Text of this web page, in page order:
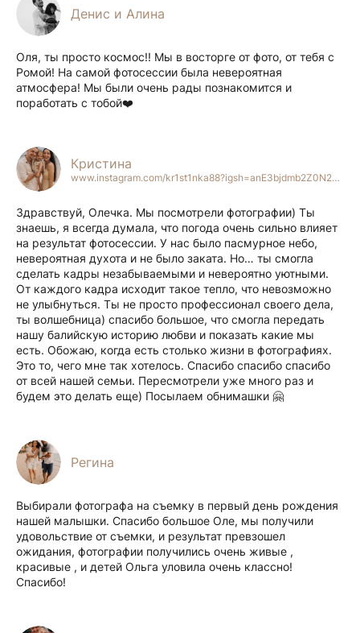
Денис и Алина
Оля, ты просто космос!! Мы в восторге от фото, от тебя с
Ромой! На самой фотосессии была невероятная
атмосфера! Мы были очень рады познакомится и
поработать с тобой❤️
Кристина
www.instagram.com/kr1st1nka88?igsh=anE3bjdmb2Z0N2Y3&utm_source=qr
Здравствуй, Олечка. Мы посмотрели фотографии) Ты
знаешь, я всегда думала, что погода очень сильно влияет
на результат фотосессии. У нас было пасмурное небо,
невероятная духота и не было заката. Но… ты смогла
сделать кадры незабываемыми и невероятно уютными.
От каждого кадра исходит такое тепло, что невозможно
не улыбнуться. Ты не просто профессионал своего дела,
ты волшебница) спасибо большое, что смогла передать
нашу балийскую историю любви и показать какие мы
есть. Обожаю, когда есть столько жизни в фотографиях.
Это то, чего мне так хотелось. Спасибо спасибо спасибо
от всей нашей семьи. Пересмотрели уже много раз и
будем это делать еще) Посылаем обнимашки 🤗
Регина
Выбирали фотографа на съемку в первый день рождения
нашей малышки. Спасибо большое Оле, мы получили
удовольствие от съемки, и результат превзошел
ожидания, фотографии получились очень живые ,
красивые , и детей Ольга уловила очень классно!
Спасибо!